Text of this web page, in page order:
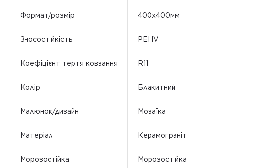
Формат/розмір 400x400мм
Зносостійкість PEI IV
Коефіцієнт тертя ковзання R11
Колір Блакитний
Малюнок/дизайн Мозаїка
Матеріал Керамограніт
Морозостійка Морозостійка